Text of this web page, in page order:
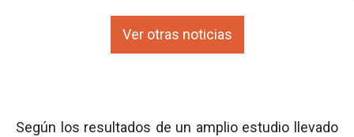
Ver otras noticias
Según los resultados de un amplio estudio llevado